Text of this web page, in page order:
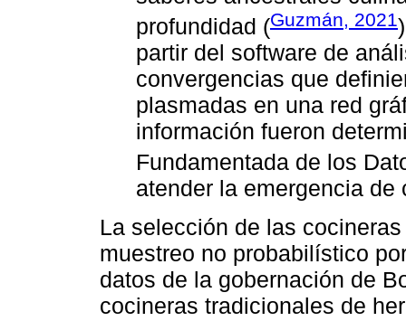
profundidad (Guzmán, 2021
partir del software de
convergencias que
plasmadas en una red
información fueron
Fundamentada de los
atender la emergencia
La selección de las
muestreo no probabilístico
datos de la gobernación de
cocineras tradicionales de